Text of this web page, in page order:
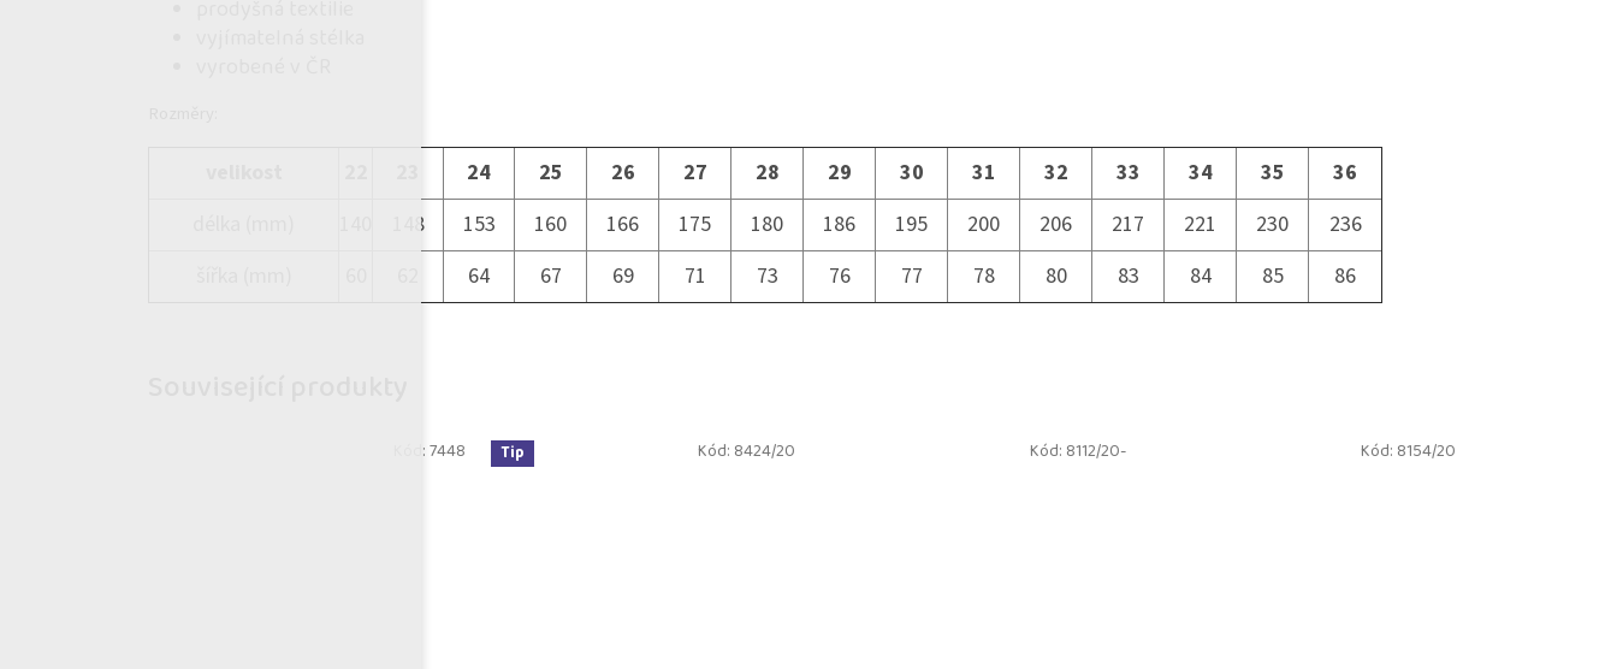
Kód:7448 Tip Kód: 8424/20 Kód: 8112/20- Kód: 8154/20
24 25 26 27 28 29 30 31 32 33 34 35
36
148 153 160 166 175 180 186 195 200 206 217 221 230
236
64 67 69 71 73 76 77 78 80 83 84 85 86